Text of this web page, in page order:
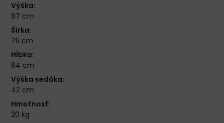
Výška:
87 cm
Šírka:
75 cm
Hĺbka:
84 cm
Výška sedáka:
42 cm
Hmotnosť:
20 kg